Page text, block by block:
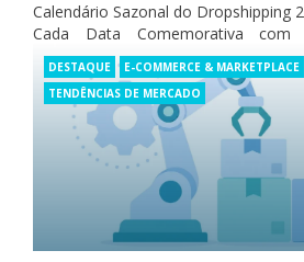
Calendário Sazonal do Dropshipping
Cada Data Comemorativa com
Calendário Sazonal do Dropshipping
Cada Data Comemorativa com a
PORDROPIFY
Posted
on
junho, 2026
Categories
DESTAQUE E-COMMERCE & MARKETPLACE
TENDÊNCIAS DE MERCADO